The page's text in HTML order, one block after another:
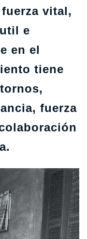
vital,
e
en el
tiene
fuerza